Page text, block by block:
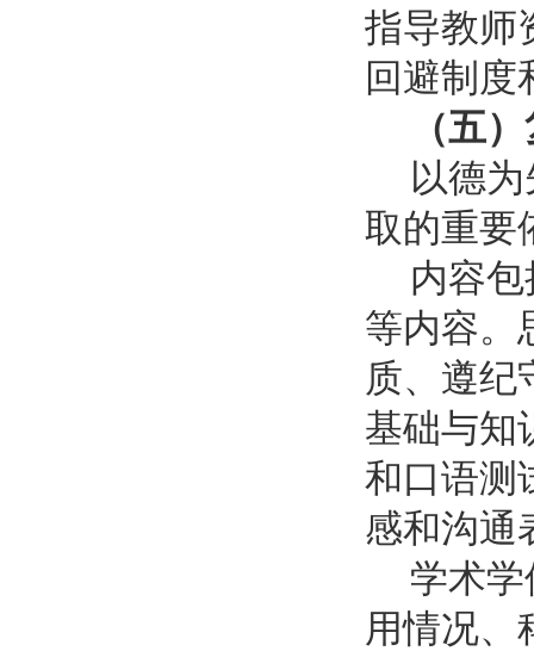
指导教师
回避制
（五）
以德
取的重要
内容
等内容。
质、遵纪
基础与知
和口语测
感和沟通
学术
用情况、